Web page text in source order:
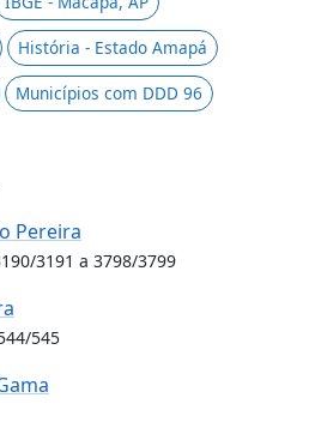
História - Estado Amapá
Municípios com DDD 96
Pereira
3191 a 3798/3799
545